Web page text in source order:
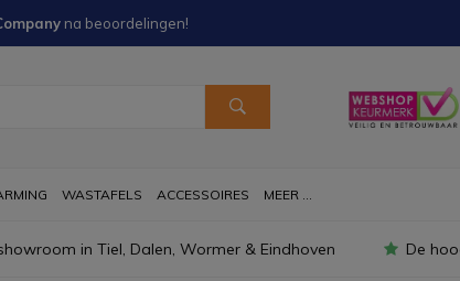
na beoordelingen!
WASTAFELS ACCESSOIRES MEER ...
in Tiel, Dalen, Wormer & Eindhoven De